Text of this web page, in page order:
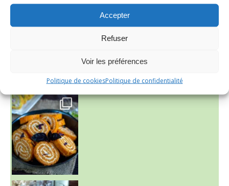
Accepter
Refuser
Voir les préférences
Politique de cookiesPolitique de confidentialité